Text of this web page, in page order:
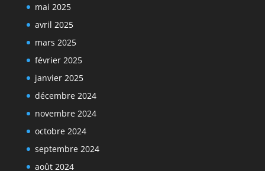
mai 2025
avril 2025
mars 2025
février 2025
janvier 2025
décembre 2024
novembre 2024
octobre 2024
septembre 2024
août 2024